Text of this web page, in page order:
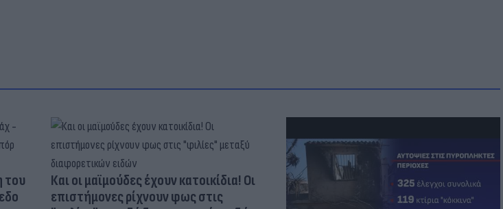
του
Και οι μαϊμούδες έχουν κατοικίδια! Οι
επιστήμονες ρίχνουν φως στις